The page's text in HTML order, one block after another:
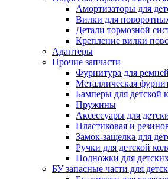
Амортизаторы для
Вилки для
Детали тормозной
Крепление вилки
Адаптеры
Прочие запчасти
Фурнитура для
Металлическая
Бамперы для детской
Пружины
Аксессуары для
Пластиковая и
Замок-защелка для
Ручки для детской
Подножки для
БУ запасные части для